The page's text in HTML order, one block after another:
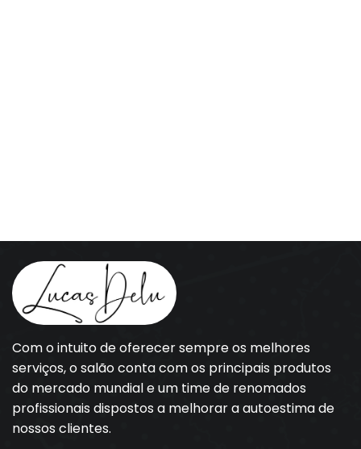
Com o intuito de oferecer sempre os melhores
serviços, o salão conta com os principais produtos
do mercado mundial e um time de renomados
profissionais dispostos a melhorar a autoestima de
nossos clientes.